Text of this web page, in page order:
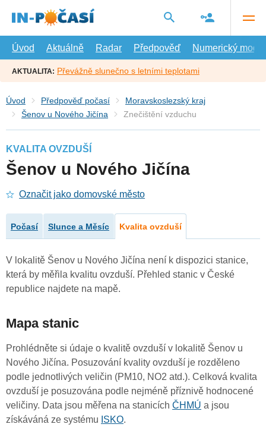
hlavní
Úvod
Aktuálně Radar Předpověď Numerický model
AKTUALITA: Převážně slunečno s letními teplotami
Úvod Předpověď počasí
Moravskoslezský kraj
Šenov u Nového Jičína
Znečištění vzduchu
KVALITA OVZDUŠÍ
Šenov u Nového Jičína
Označit jako domovské město
Počasí Slunce a Měsíc Kvalita ovzduší
V lokalitě Šenov u Nového Jičína není k dispozici stanice,
která by měřila kvalitu ovzduší. Přehled stanic v České
republice najdete na mapě.
Mapa stanic
Prohlédněte si údaje o kvalitě ovzduší v lokalitě Šenov u
Nového Jičína. Posuzování kvality ovzduší je rozděleno
podle jednotlivých veličin (PM10, NO2 atd.). Celková kvalita
ovzduší je posuzována podle nejméně příznivě hodnocené
veličiny. Data jsou měřena na stanicích ČHMÚ a jsou
získáváná ze systému ISKO.